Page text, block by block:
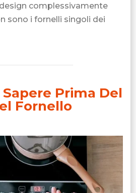
complessivamente
sono i fornelli singoli dei
Sapere Prima Del
Fornello